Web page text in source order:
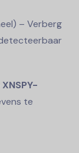
– Verberg
XNSPY-
te